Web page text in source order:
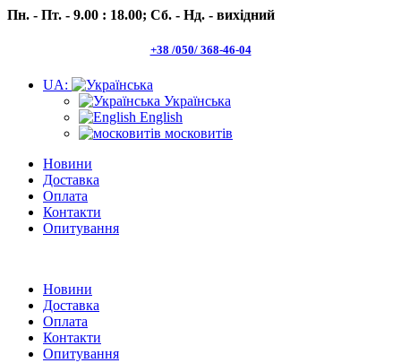
Пн. - Пт. - 9.00 : 18.00; Сб. - Нд. - вихідний
+38 /050/ 368-46-04
UA:
Українська
English
московитів
Новини
Доставка
Оплата
Контакти
Опитування
Новини
Доставка
Оплата
Контакти
Опитування